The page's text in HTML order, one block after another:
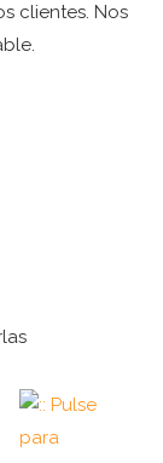
clientes. Nos